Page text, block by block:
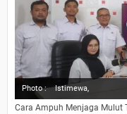
Photo : Istimewa,
Cara Ampuh Menjaga Mulut